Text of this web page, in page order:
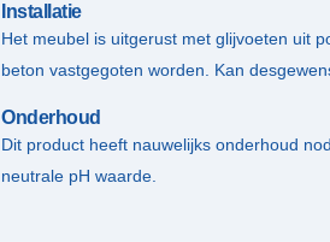
Installatie
Het meubel is uitgerust met glijvoeten uit
beton vastgegoten worden. Kan
Onderhoud
Dit product heeft nauwelijks onderhoud
neutrale pH waarde.